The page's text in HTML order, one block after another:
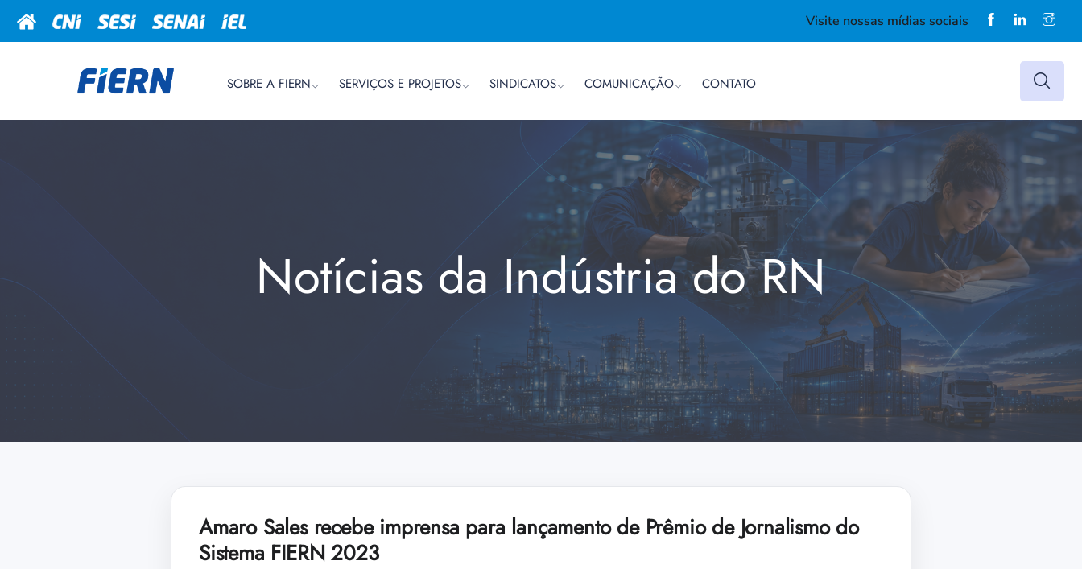
Visite nossas mídias sociais
SOBRE A FIERN SERVIÇOS E PROJETOS SINDICATOS COMUNICAÇÃO CONTATO
Notícias da Indústria do RN
Amaro Sales recebe imprensa para lançamento de Prêmio de Jornalismo do
Sistema FIERN 2023